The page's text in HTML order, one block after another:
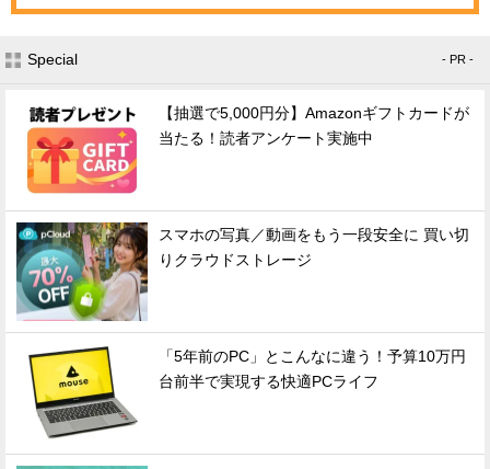
Special - PR -
【抽選で5,000円分】Amazonギフトカードが
当たる！読者アンケート実施中
スマホの写真／動画をもう一段安全に 買い切
りクラウドストレージ
「5年前のPC」とこんなに違う！予算10万円
台前半で実現する快適PCライフ